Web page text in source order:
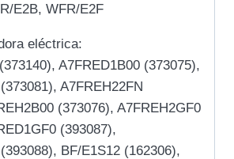
E2B, WFR/E2F
eléctrica:
A7FRED1B00 (373075),
A7FREH22FN
(373076), A7FREH2GF0
(393087),
BF/E1S12 (162306),